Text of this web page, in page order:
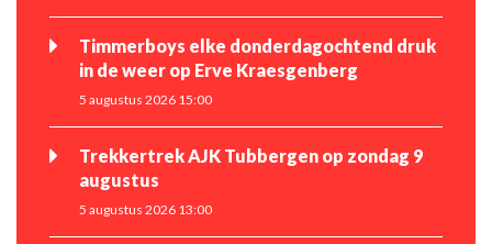
Timmerboys elke donderdagochtend druk
in de weer op Erve Kraesgenberg
5 augustus 2026 15:00
Trekkertrek AJK Tubbergen op zondag 9
augustus
5 augustus 2026 13:00